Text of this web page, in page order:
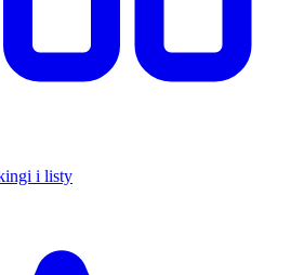
i listy